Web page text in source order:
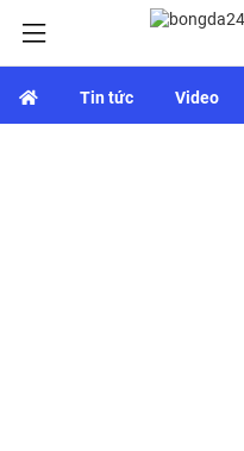
Tin tức Video